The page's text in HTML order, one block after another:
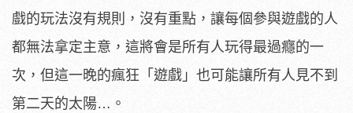
戲的玩法沒有規則，沒有重點，讓每個參與遊戲的人
都無法拿定主意，這將會是所有人玩得最過癮的一
次，但這一晚的瘋狂「遊戲」也可能讓所有人見不到
第二天的太陽…。